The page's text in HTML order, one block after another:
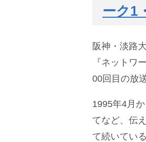
ーク1
阪神・淡路
『ネットワ
00回目の放
1995年4月
てなど、伝
て続いてい